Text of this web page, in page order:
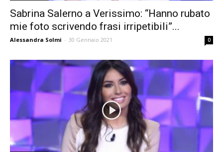
Sabrina Salerno a Verissimo: “Hanno rubato
mie foto scrivendo frasi irripetibili”...
Alessandra Solmi - 30 Gennaio 2021 0